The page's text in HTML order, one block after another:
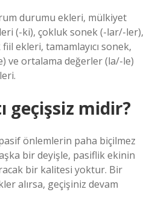
durumu ekleri, mülkiyet
(-ki), çokluk sonek (-lar/-ler),
ekleri, tamamlayıcı sonek,
ve ortalama değerler (la/-le)
geçişsiz midir?
önlemlerin paha biçilmez
bir deyişle, pasiflik ekinin
bir kalitesi yoktur. Bir
alırsa, geçişiniz devam